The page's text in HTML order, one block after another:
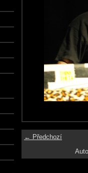
← Předchozí